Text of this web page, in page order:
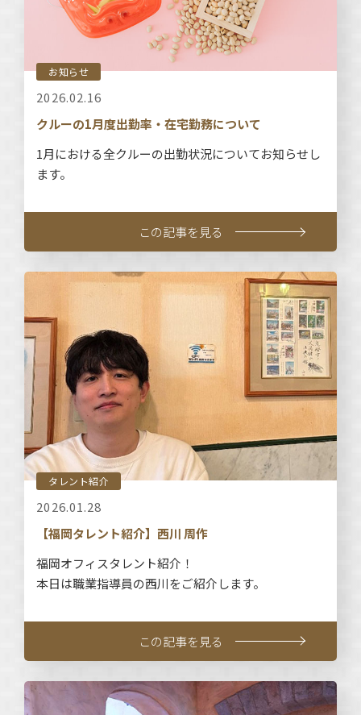
お知らせ
2026.02.16
クルーの1月度出勤率・在宅勤務について
1月における全クルーの出勤状況についてお知らせし
ます。
この記事を見る
タレント紹介
2026.01.28
【福岡タレント紹介】西川 周作
福岡オフィスタレント紹介！
本日は職業指導員の西川をご紹介します。
この記事を見る